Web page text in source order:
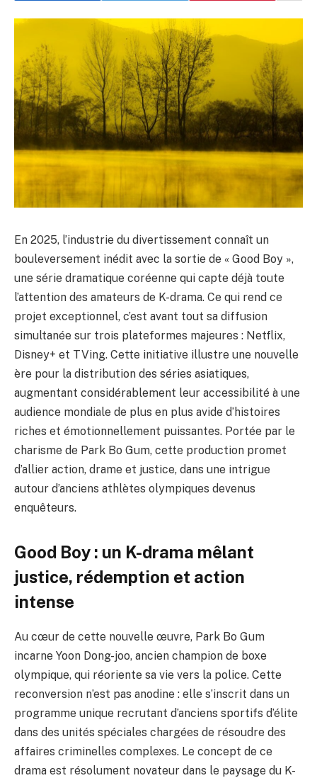
En 2025, l’industrie du divertissement connaît un
bouleversement inédit avec la sortie de « Good Boy »,
une série dramatique coréenne qui capte déjà toute
l’attention des amateurs de K-drama. Ce qui rend ce
projet exceptionnel, c’est avant tout sa diffusion
simultanée sur trois plateformes majeures : Netflix,
Disney+ et TVing. Cette initiative illustre une nouvelle
ère pour la distribution des séries asiatiques,
augmentant considérablement leur accessibilité à une
audience mondiale de plus en plus avide d’histoires
riches et émotionnellement puissantes. Portée par le
charisme de Park Bo Gum, cette production promet
d’allier action, drame et justice, dans une intrigue
autour d’anciens athlètes olympiques devenus
enquêteurs.
Good Boy : un K-drama mêlant
justice, rédemption et action
intense
Au cœur de cette nouvelle œuvre, Park Bo Gum
incarne Yoon Dong-joo, ancien champion de boxe
olympique, qui réoriente sa vie vers la police. Cette
reconversion n’est pas anodine : elle s’inscrit dans un
programme unique recrutant d’anciens sportifs d’élite
dans des unités spéciales chargées de résoudre des
affaires criminelles complexes. Le concept de ce
drama est résolument novateur dans le paysage du K-